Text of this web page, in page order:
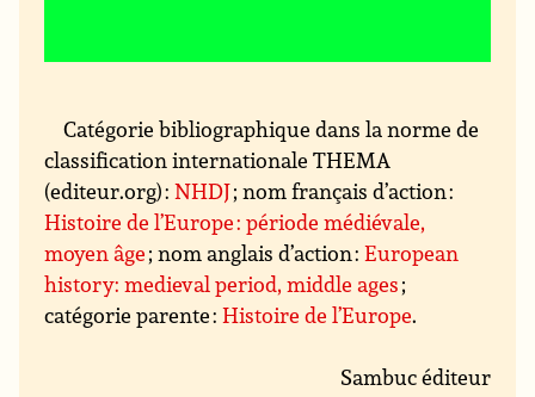
Catégorie bibliographique dans la norme de
classification internationale THEMA
(editeur.org) :NHDJ; nom français d’action :
Histoire de l’Europe : période médiévale,
moyen âge; nom anglais d’action :European
history: medieval period, middle ages;
catégorie parente :Histoire de l’Europe.
Sambuc éditeur